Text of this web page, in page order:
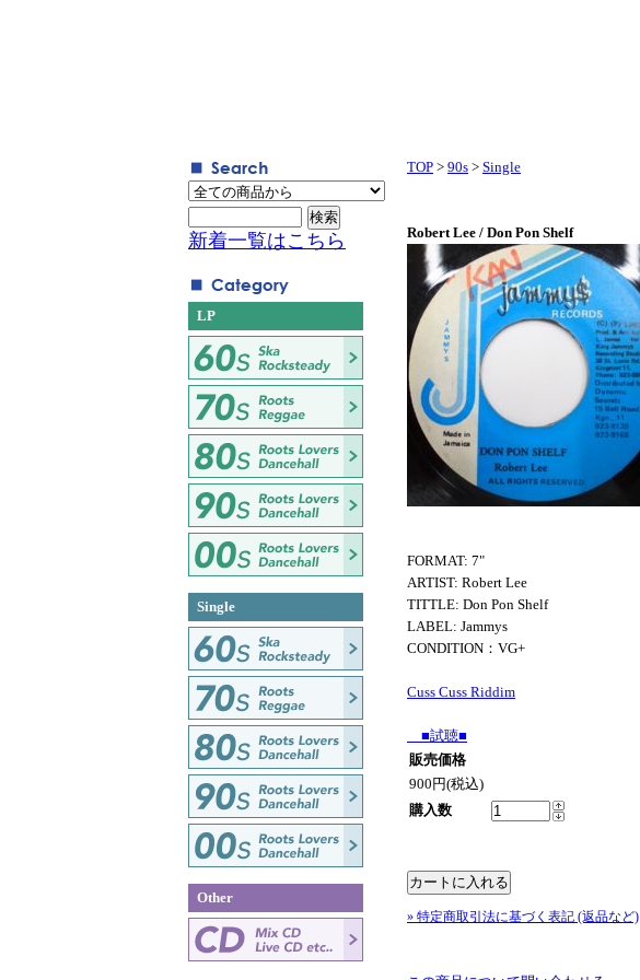
TOP > 90s > Single
Robert Lee / Don Pon Shelf
FORMAT: 7"
ARTIST: Robert Lee
TITTLE: Don Pon Shelf
LABEL: Jammys
CONDITION：VG+
Cuss Cuss Riddim
■試聴■
販売価格
900円(税込)
購入数
» 特定商取引法に基づく表記 (返品など)
新着一覧はこちら
LP
Single
Other